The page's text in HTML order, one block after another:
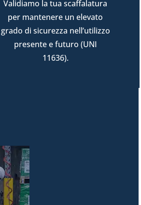
Validiamo la tua scaffalatura
per mantenere un elevato
grado di sicurezza nell’utilizzo
presente e futuro (UNI
11636).